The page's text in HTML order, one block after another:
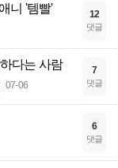
니 '템빨' 12
댓글
다는 사람
07-06
7
댓글
6
댓글